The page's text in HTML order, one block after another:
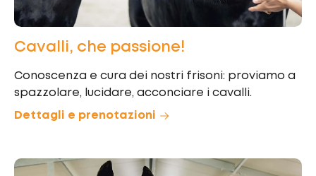
Cavalli, che passione!
Conoscenza e cura dei nostri frisoni: proviamo a
spazzolare, lucidare, acconciare i cavalli.
Dettagli e prenotazioni